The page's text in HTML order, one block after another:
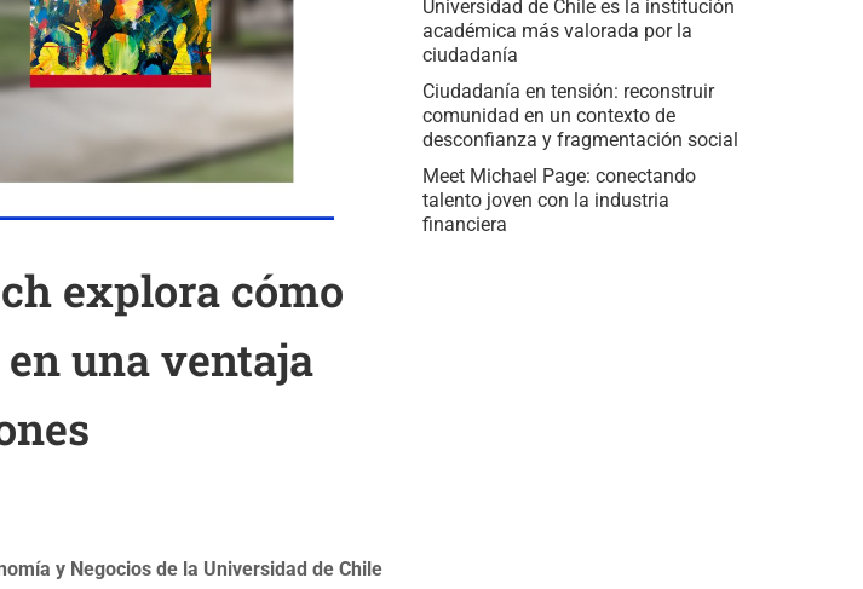
explora cómo
una ventaja
y Negocios de la Universidad de Chile
Universidad de Chile es la institución
académica más valorada por la
ciudadanía
Ciudadanía en tensión: reconstruir
comunidad en un contexto de
desconfianza y fragmentación social
Meet Michael Page: conectando
talento joven con la industria
financiera